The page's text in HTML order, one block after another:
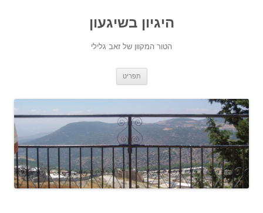
היגיון בשיגעון
הטור המקוון של זאב גלילי
תפריט